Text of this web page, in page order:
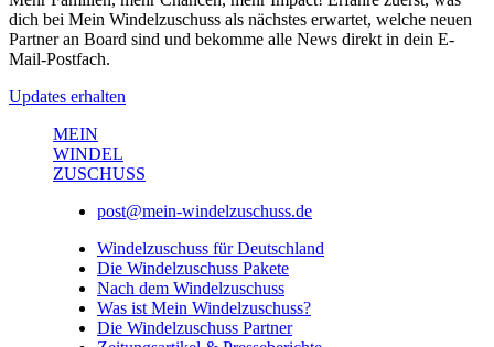
dich bei Mein Windelzuschuss als nächstes erwartet, welche neuen
Partner an Board sind und bekomme alle News direkt in dein E-
Mail-Postfach.
Updates erhalten
MEIN
WINDEL
ZUSCHUSS
post@mein-windelzuschuss.de
Windelzuschuss für Deutschland
Die Windelzuschuss Pakete
Nach dem Windelzuschuss
Was ist Mein Windelzuschuss?
Die Windelzuschuss Partner